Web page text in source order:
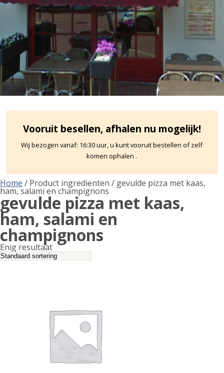
Vooruit besellen, afhalen nu mogelijk!
Wij bezogen vanaf: 16:30 uur, u kunt vooruit bestellen of zelf
komen ophalen .
Home / Product ingredienten / gevulde pizza met kaas,
ham, salami en champignons
gevulde pizza met kaas,
ham, salami en
champignons
Enig resultaat